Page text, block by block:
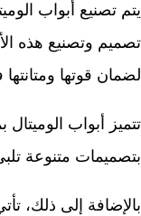
يتم تصنيع أبواب
تصميم وتصنيع هذه
لضمان قوتها
تتميز أبواب
بتصميمات متنوعة
بالإضافة إلى ذلك،